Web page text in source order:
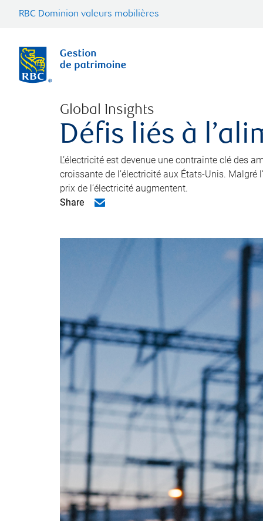
RBC Dominion valeurs mobilières
Global Insights
Défis liés à
L’électricité est devenue une contrainte clé des
croissante de l’électricité aux États-Unis.
prix de l’électricité augmentent.
Share